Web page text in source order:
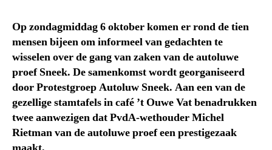
Op zondagmiddag 6 oktober komen er rond de tien
mensen bijeen om informeel van gedachten te
wisselen over de gang van zaken van de autoluwe
proef Sneek. De samenkomst wordt georganiseerd
door Protestgroep Autoluw Sneek. Aan een van de
gezellige stamtafels in café ’t Ouwe Vat benadrukken
twee aanwezigen dat PvdA-wethouder Michel
Rietman van de autoluwe proef een prestigezaak